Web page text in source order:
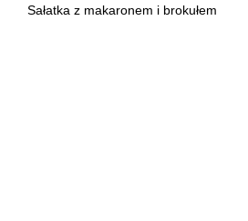
Sałatka z makaronem i brokułem